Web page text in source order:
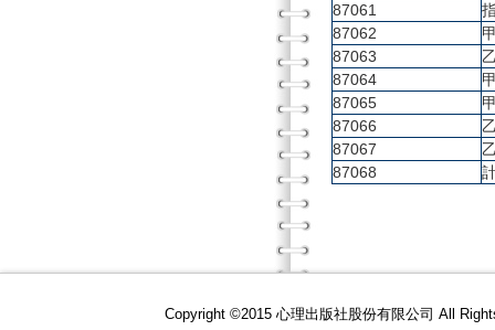
87061
87062
87063
87064
87065
87066
87067
87068
Copyright ©2015 心理出版社股份有限公司 All